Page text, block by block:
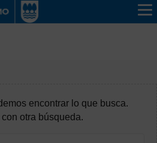
encontrar lo que busca.
con otra búsqueda.